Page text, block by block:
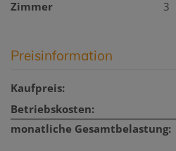
Zimmer 3
Preisinformation
Kaufpreis:
Betriebskosten:
monatliche Gesamtbelastung: